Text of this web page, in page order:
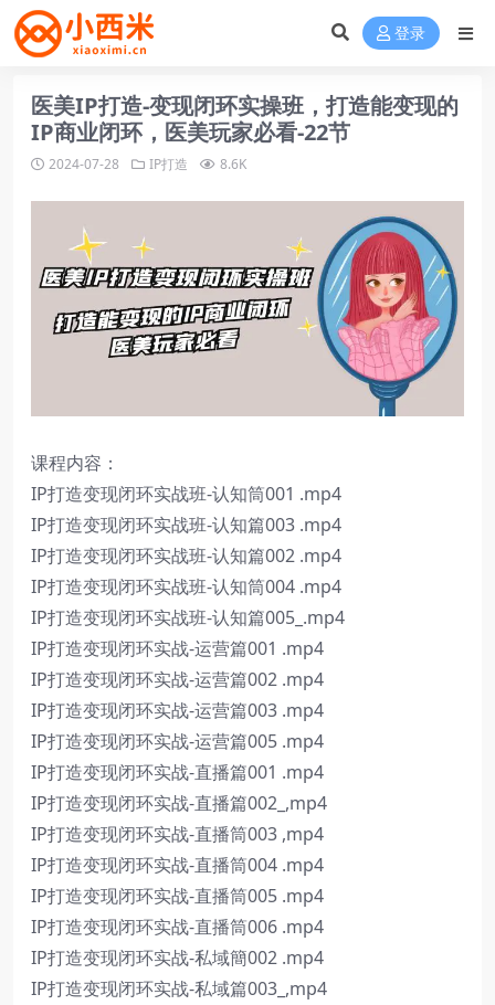
登录
医美IP打造-变现闭环实操班，打造能变现的
IP商业闭环，医美玩家必看-22节
2024-07-28 IP打造 8.6K
课程内容：
IP打造变现闭环实战班-认知筒001 .mp4
IP打造变现闭环实战班-认知篇003 .mp4
IP打造变现闭环实战班-认知篇002 .mp4
IP打造变现闭环实战班-认知筒004 .mp4
IP打造变现闭环实战班-认知篇005_.mp4
IP打造变现闭环实战-运营篇001 .mp4
IP打造变现闭环实战-运营篇002 .mp4
IP打造变现闭环实战-运营篇003 .mp4
IP打造变现闭环实战-运营篇005 .mp4
IP打造变现闭环实战-直播篇001 .mp4
IP打造变现闭环实战-直播篇002_,mp4
IP打造变现闭环实战-直播筒003 ,mp4
IP打造变现闭环实战-直播筒004 .mp4
IP打造变现闭环实战-直播筒005 .mp4
IP打造变现闭环实战-直播筒006 .mp4
IP打造变现闭环实战-私域簡002 .mp4
IP打造变现闭环实战-私域篇003_,mp4